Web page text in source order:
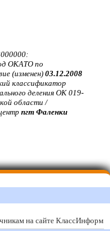
ОКАТО по
(изменен) 03.12.2008
классификатор
деления ОК 019-
области /
пгт Фаленки
на сайте КлассИнформ